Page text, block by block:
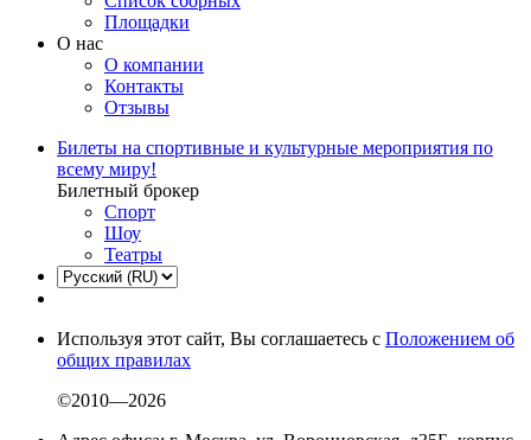
Площадки
О нас
О компании
Контакты
Отзывы
Билеты на спортивные и культурные мероприятия по
всему миру!
Билетный брокер
Спорт
Шоу
Театры
Используя этот сайт, Вы соглашаетесь с Положением об
общих правилах
©2010—2026